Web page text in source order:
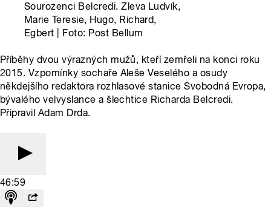
Sourozenci Belcredi. Zleva Ludvík,
Marie Teresie, Hugo, Richard,
Egbert | Foto: Post Bellum
Příběhy dvou výrazných mužů, kteří zemřeli na konci roku
2015. Vzpomínky sochaře Aleše Veselého a osudy
někdejšího redaktora rozhlasové stanice Svobodná Evropa,
bývalého velvyslance a šlechtice Richarda Belcredi.
Připravil Adam Drda.
46:59